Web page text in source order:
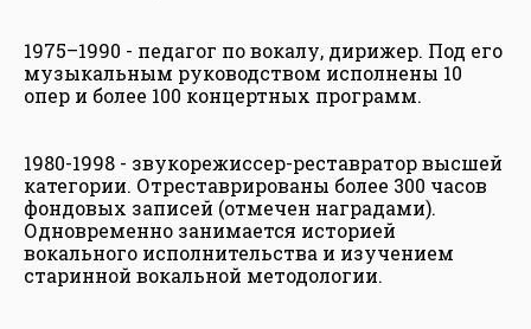
1975–1990 - педагог по вокалу, дирижер. Под его
музыкальным руководством исполнены 10
опер и более 100 концертных программ.
1980-1998 - звукорежиссер-реставратор высшей
категории. Отреставрированы более 300 часов
фондовых записей (отмечен наградами).
Одновременно занимается историей
вокального исполнительства и изучением
старинной вокальной методологии.